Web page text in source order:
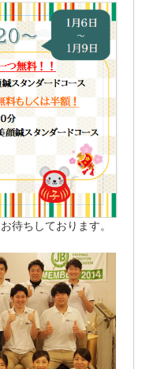
待ちしております。